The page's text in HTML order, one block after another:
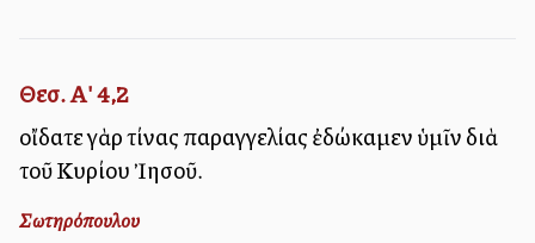
Θεσ. Α' 4,2
οἴδατε γὰρ τίνας παραγγελίας ἐδώκαμεν ὑμῖν διὰ
τοῦ Κυρίου Ἰησοῦ.
Σωτηρόπουλου